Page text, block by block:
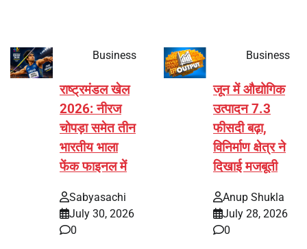
Business
राष्ट्रमंडल खेल
2026: नीरज
चोपड़ा समेत तीन
भारतीय भाला
फेंक फाइनल में
Sabyasachi
July 30, 2026
0
Business
जून में औद्योगिक
उत्पादन 7.3
फीसदी बढ़ा,
विनिर्माण क्षेत्र ने
दिखाई मजबूती
Anup Shukla
July 28, 2026
0